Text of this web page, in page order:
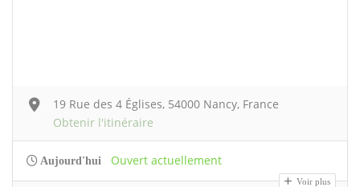
19 Rue des 4 Églises, 54000 Nancy, France
Obtenir l'itinéraire
Aujourd'hui Ouvert actuellement
Voir plus